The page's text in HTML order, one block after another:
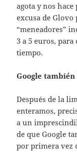
agota y nos
excusa de
“meneadores”
3 a 5 euros,
tiempo.
Google
Después de la
enteramos,
a un
de que Google
por primera vez